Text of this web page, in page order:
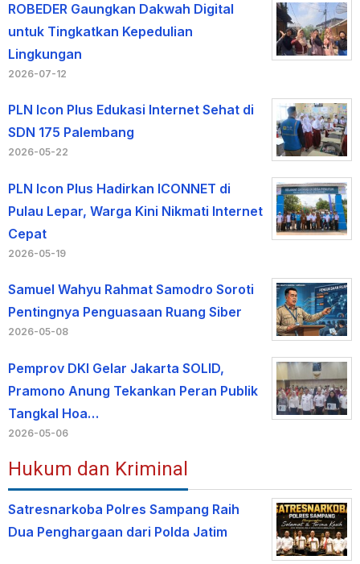
ROBEDER Gaungkan Dakwah Digital
untuk Tingkatkan Kepedulian
Lingkungan
2026-07-12
PLN Icon Plus Edukasi Internet Sehat di
SDN 175 Palembang
2026-05-22
PLN Icon Plus Hadirkan ICONNET di
Pulau Lepar, Warga Kini Nikmati Internet
Cepat
2026-05-19
Samuel Wahyu Rahmat Samodro Soroti
Pentingnya Penguasaan Ruang Siber
2026-05-08
Pemprov DKI Gelar Jakarta SOLID,
Pramono Anung Tekankan Peran Publik
Tangkal Hoa…
2026-05-06
Hukum dan Kriminal
Satresnarkoba Polres Sampang Raih
Dua Penghargaan dari Polda Jatim